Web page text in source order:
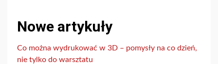
Nowe artykuły
Co można wydrukować w 3D – pomysły na co dzień,
nie tylko do warsztatu